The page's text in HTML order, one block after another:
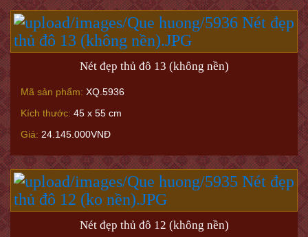
Nét đẹp thủ đô 13 (không nền)
Mã sản phẩm: XQ.5936
Kích thước: 45 x 55 cm
Giá: 24.145.000VNĐ
Nét đẹp thủ đô 12 (không nền)